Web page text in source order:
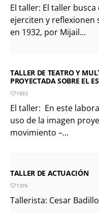
El taller: El taller
ejerciten y reflexionen
en 1932, por Mijail...
TALLER DE TEATRO Y
PROYECTADA SOBRE EL
1833
El taller: En este
uso de la imagen
movimiento –...
TALLER DE ACTUACIÓN
1376
Tallerista: Cesar